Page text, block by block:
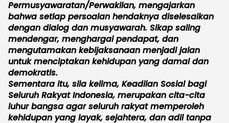
Permusyawaratan/Perwakilan, mengajarkan
bahwa setiap persoalan hendaknya diselesaikan
dengan dialog dan musyawarah. Sikap saling
mendengar, menghargai pendapat, dan
mengutamakan kebijaksanaan menjadi jalan
untuk menciptakan kehidupan yang damai dan
demokratis.
Sementara itu, sila kelima, Keadilan Sosial bagi
Seluruh Rakyat Indonesia, merupakan cita-cita
luhur bangsa agar seluruh rakyat memperoleh
kehidupan yang layak, sejahtera, dan adil tanpa